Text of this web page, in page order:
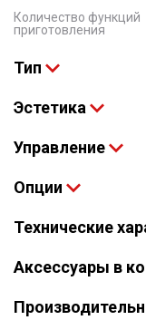
Количество функций
приготовления
Тип
Эстетика
Управление
Опции
Технические
Аксессуары в